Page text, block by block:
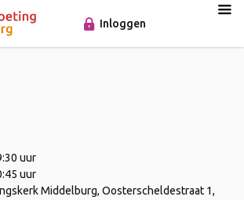
Inloggen
uur
uur
Middelburg, Oosterscheldestraat 1,